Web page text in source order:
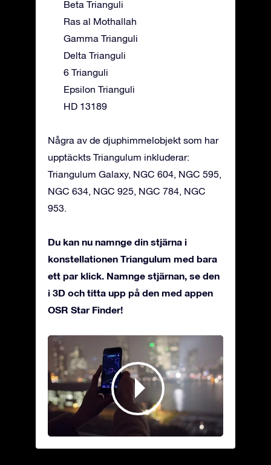
Beta Trianguli
Ras al Mothallah
Gamma Trianguli
Delta Trianguli
6 Trianguli
Epsilon Trianguli
HD 13189
Några av de djuphimmelobjekt som har
upptäckts Triangulum inkluderar:
Triangulum Galaxy, NGC 604, NGC 595,
NGC 634, NGC 925, NGC 784, NGC
953.
Du kan nu namnge din stjärna i
konstellationen Triangulum med bara
ett par klick. Namnge stjärnan, se den
i 3D och titta upp på den med appen
OSR Star Finder!